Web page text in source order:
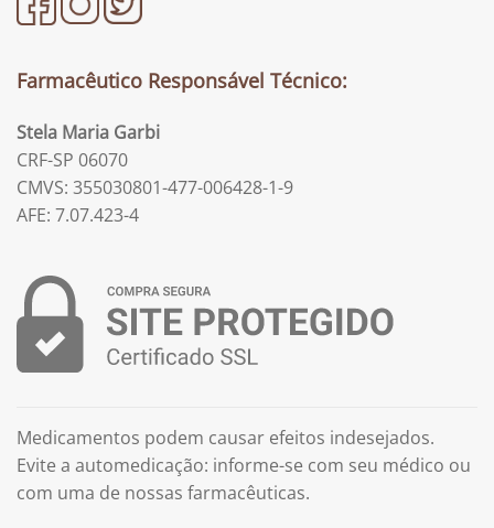
Farmacêutico Responsável Técnico:
Stela Maria Garbi
CRF-SP 06070
CMVS: 355030801-477-006428-1-9
AFE: 7.07.423-4
Medicamentos podem causar efeitos indesejados.
Evite a automedicação: informe-se com seu médico ou
com uma de nossas farmacêuticas.